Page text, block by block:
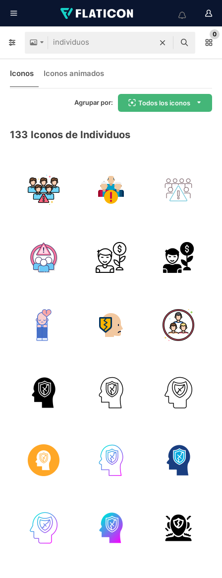
0
Iconos Iconos animados
Agrupar por: Todos los iconos
133 Iconos de Individuos